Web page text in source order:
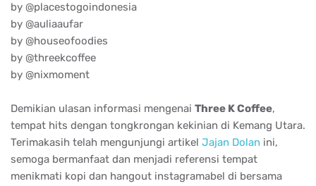
by @placestogoindonesia
by @auliaaufar
by @houseofoodies
by @threekcoffee
by @nixmoment
Demikian ulasan informasi mengenai Three K Coffee,
tempat hits dengan tongkrongan kekinian di Kemang Utara.
Terimakasih telah mengunjungi artikel Jajan Dolan ini,
semoga bermanfaat dan menjadi referensi tempat
menikmati kopi dan hangout instagramabel di bersama